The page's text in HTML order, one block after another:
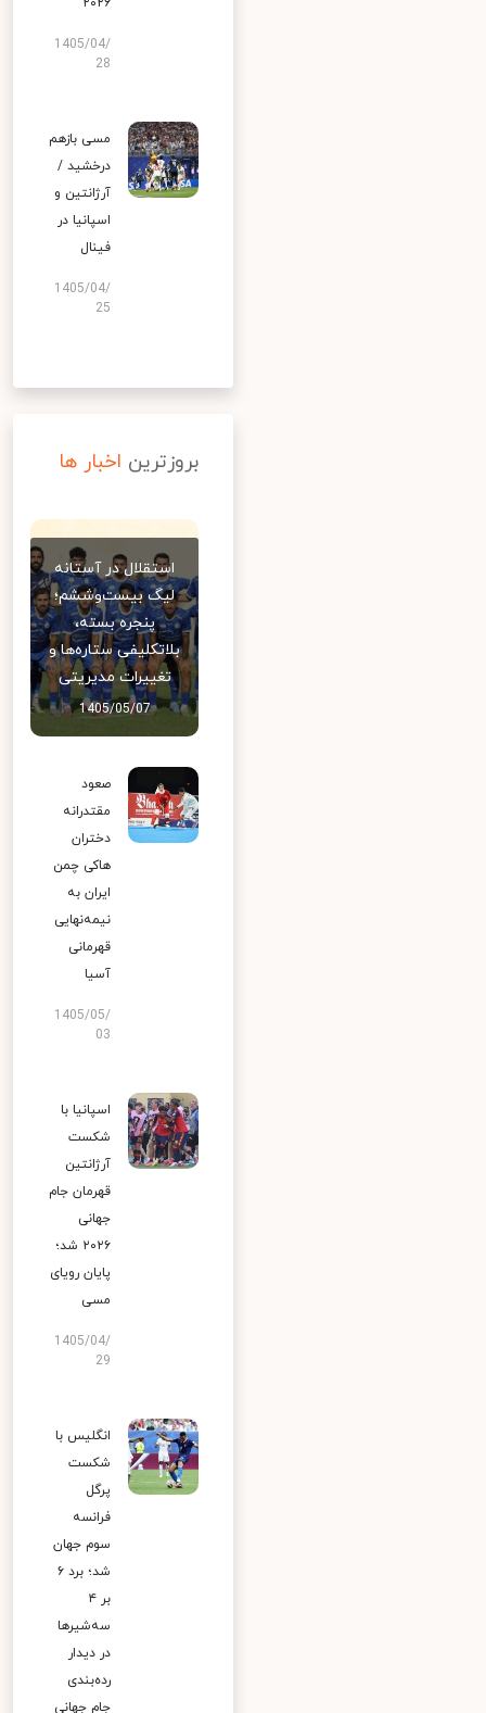
1405/04/
28
مسی بازهم
درخشید /
آرژانتین و
اسپانیا در
فینال
1405/04/
25
بروزترین اخبار ها
استقلال در آستانه
لیگ بیست‌وششم؛
پنجره بسته،
بلاتکلیفی ستاره‌ها و
تغییرات مدیریتی
1405/05/07
صعود
مقتدرانه
دختران
هاکی چمن
ایران به
نیمه‌نهایی
قهرمانی
آسیا
1405/05/
03
اسپانیا با
شکست
آرژانتین
قهرمان جام
جهانی
۲۰۲۶ شد؛
پایان رویای
مسی
1405/04/
29
انگلیس با
شکست
پرگل
فرانسه
سوم جهان
شد؛ برد ۶
بر ۴
سه‌شیرها
در دیدار
رده‌بندی
جام جهانی